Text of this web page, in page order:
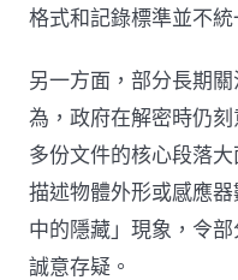
格式和記錄標準並不
另一方面，部分長期
為，政府在解密時仍
多份文件的核心段落
描述物體外形或感應
中的隱藏」現象，令
誠意存疑。